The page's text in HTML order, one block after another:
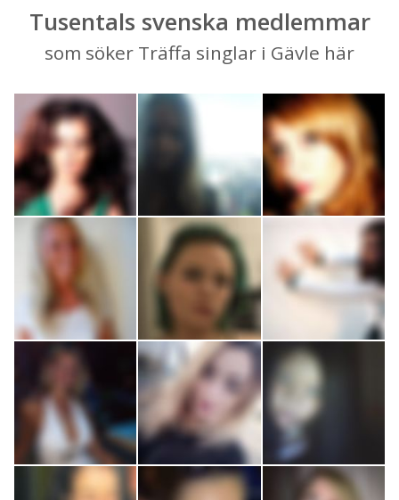
Tusentals svenska medlemmar
som söker Träffa singlar i Gävle här